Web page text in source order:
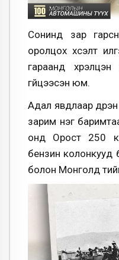
Сонинд зар
оролцох хүсэлт
гараанд
гүйцээсэн юм.
Адал явдлаар
зарим нэг
онд Орост 250
бензин колонкууд
болон Монголд